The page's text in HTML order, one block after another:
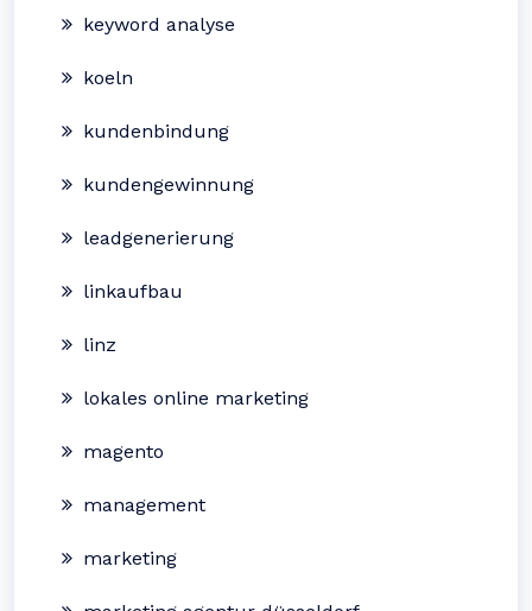
keyword analyse
koeln
kundenbindung
kundengewinnung
leadgenerierung
linkaufbau
linz
lokales online marketing
magento
management
marketing